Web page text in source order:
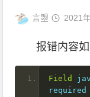
言曌 2021
报错内容
Field